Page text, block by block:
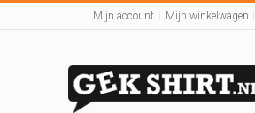
Mijn account Mijn winkelwagen